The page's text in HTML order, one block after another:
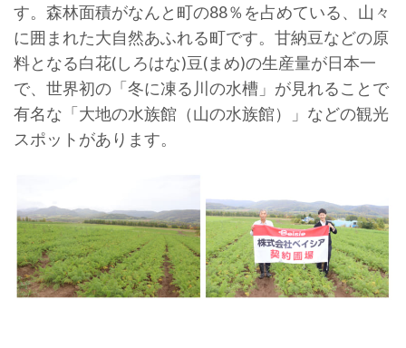
す。森林面積がなんと町の88％を占めている、山々
に囲まれた大自然あふれる町です。甘納豆などの原
料となる白花(しろはな)豆(まめ)の生産量が日本一
で、世界初の「冬に凍る川の水槽」が見れることで
有名な「大地の水族館（山の水族館）」などの観光
スポットがあります。